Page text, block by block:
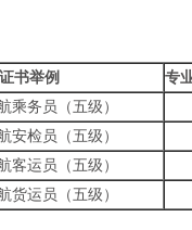
书举例
专
乘务员（五级）
安检员（五级）
客运员（五级）
货运员（五级）